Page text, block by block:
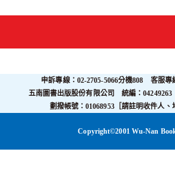
申訴專線：02-2705-5066分機808 客服專
五南圖書出版股份有限公司 統編：
劃撥帳號：01068953［請註明收件人、
Copyright©2001 Wu-Nan